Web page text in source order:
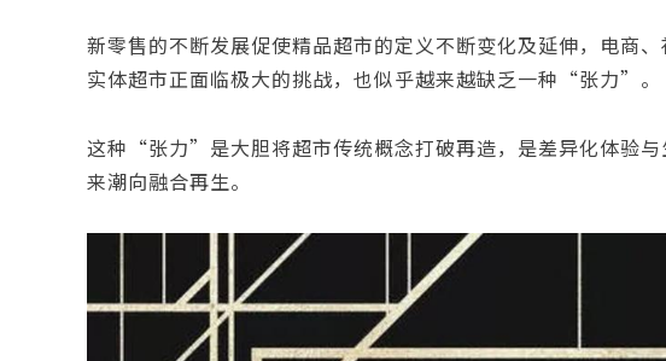
新零售的不断发展促使精品超市的定义不断变化及延伸，电商
实体超市正面临极大的挑战，也似乎越来越缺乏一种“张力”。
这种“张力”是大胆将超市传统概念打破再造，是差异化体验
来潮向融合再生。